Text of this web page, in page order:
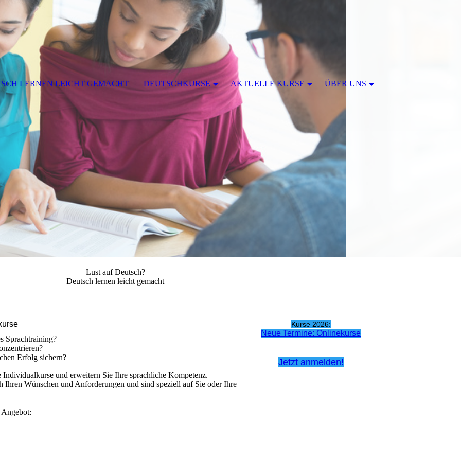
Lust auf Deutsch?
Deutsch lernen leicht gemacht
Sprachtraining?
Erfolg sichern?
und erweitern Sie Ihre sprachliche Kompetenz.
Wünschen und Anforderungen und sind speziell auf Sie oder Ihre
Kurse 2026:
Neue Termine: Onlinekurse
Jetzt anmelden!
LERNEN LEICHT GEMACHT DEUTSCHKURSE AKTUELLE KURSE ÜBER UNS